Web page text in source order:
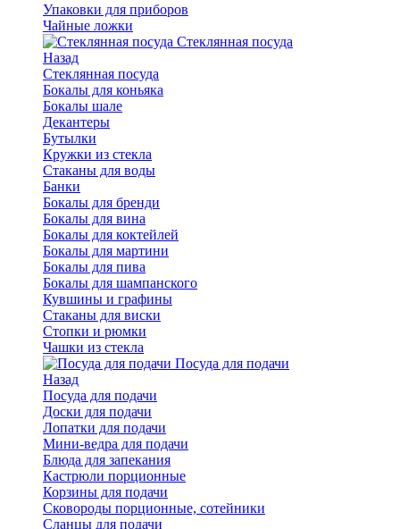
Упаковки для приборов
Чайные ложки
Стеклянная посуда
Назад
Стеклянная посуда
Бокалы для коньяка
Бокалы шале
Декантеры
Бутылки
Кружки из стекла
Стаканы для воды
Банки
Бокалы для бренди
Бокалы для вина
Бокалы для коктейлей
Бокалы для мартини
Бокалы для пива
Бокалы для шампанского
Кувшины и графины
Стаканы для виски
Стопки и рюмки
Чашки из стекла
Посуда для подачи
Назад
Посуда для подачи
Доски для подачи
Лопатки для подачи
Мини-ведра для подачи
Блюда для запекания
Кастрюли порционные
Корзины для подачи
Сковороды порционные, сотейники
Сланцы для подачи